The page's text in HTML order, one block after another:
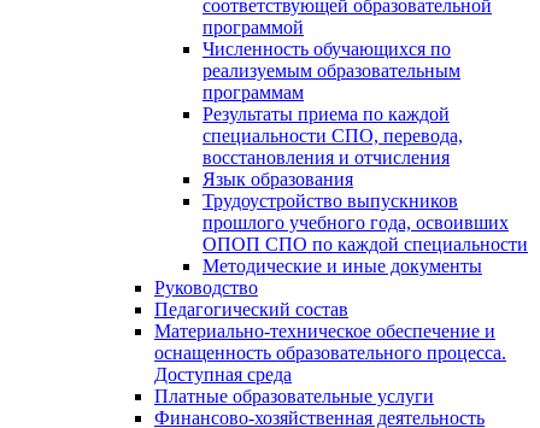
соответствующей образовательной
программой
Численность обучающихся по
реализуемым образовательным
программам
Результаты приема по каждой
специальности СПО, перевода,
восстановления и отчисления
Язык образования
Трудоустройство выпускников
прошлого учебного года, освоивших
ОПОП СПО по каждой специальности
Методические и иные документы
Руководство
Педагогический состав
Материально-техническое обеспечение и
оснащенность образовательного процесса.
Доступная среда
Платные образовательные услуги
Финансово-хозяйственная деятельность